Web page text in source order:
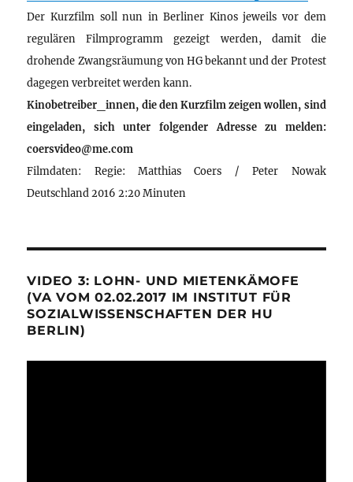
Der Kurzfilm soll nun in Berliner Kinos jeweils vor dem
regulären Filmprogramm gezeigt werden, damit die
drohende Zwangsräumung von HG bekannt und der Protest
dagegen verbreitet werden kann.
Kinobetreiber_innen, die den Kurzfilm zeigen wollen, sind
eingeladen, sich unter folgender Adresse zu melden:
coersvideo@me.com
Filmdaten: Regie: Matthias Coers / Peter Nowak
Deutschland 2016 2:20 Minuten
VIDEO 3: LOHN- UND MIETENKÄMOFE
(VA VOM 02.02.2017 IM INSTITUT FÜR
SOZIALWISSENSCHAFTEN DER HU
BERLIN)